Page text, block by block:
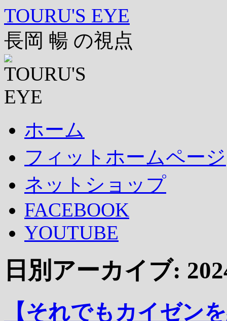
コ
テ
ン
ツ
へ
ス
キ
ッ
プ
TOURU'S EYE
長岡 暢 の視点
ホーム
フィットホームページ
ネットショップ
FACEBOOK
YOUTUBE
日別アーカイブ:
【それでもカイゼン